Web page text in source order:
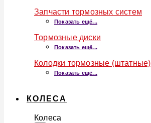
Запчасти тормозных систем
Показать ещё...
Тормозные диски
Показать ещё...
Колодки тормозные (штатные)
Показать ещё...
КОЛЕСА
Колеса